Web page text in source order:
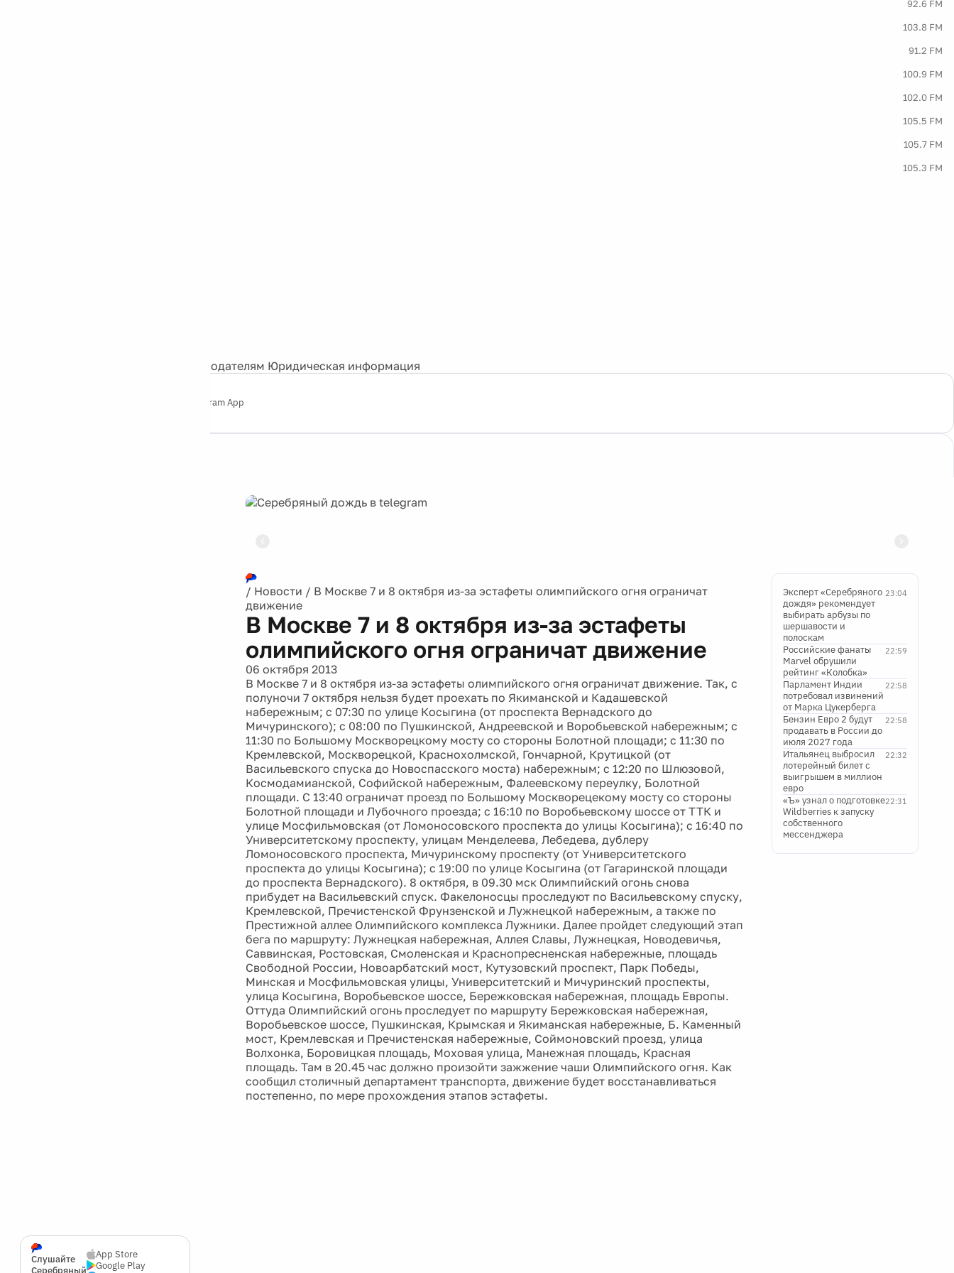
92.6 FM
103.8 FM
91.2 FM
100.9 FM
102.0 FM
105.5 FM
105.7 FM
105.3 FM
Рекламодателям Юридическая информация
Telegram App
Слушайте
Серебряный
App Store
Google Play
/ Новости / В Москве 7 и 8 октября из-за эстафеты олимпийского огня ограничат
движение
В Москве 7 и 8 октября из-за эстафеты
олимпийского огня ограничат движение
06 октября 2013
В Москве 7 и 8 октября из-за эстафеты олимпийского огня ограничат движение. Так, с
полуночи 7 октября нельзя будет проехать по Якиманской и Кадашевской
набережным; с 07:30 по улице Косыгина (от проспекта Вернадского до
Мичуринского); с 08:00 по Пушкинской, Андреевской и Воробьевской набережным; с
11:30 по Большому Москворецкому мосту со стороны Болотной площади; с 11:30 по
Кремлевской, Москворецкой, Краснохолмской, Гончарной, Крутицкой (от
Васильевского спуска до Новоспасского моста) набережным; с 12:20 по Шлюзовой,
Космодамианской, Софийской набережным, Фалеевскому переулку, Болотной
площади. С 13:40 ограничат проезд по Большому Москворецекому мосту со стороны
Болотной площади и Лубочного проезда; с 16:10 по Воробьевскому шоссе от ТТК и
улице Мосфильмовская (от Ломоносовского проспекта до улицы Косыгина); с 16:40 по
Университетскому проспекту, улицам Менделеева, Лебедева, дублеру
Ломоносовского проспекта, Мичуринскому проспекту (от Университетского
проспекта до улицы Косыгина); с 19:00 по улице Косыгина (от Гагаринской площади
до проспекта Вернадского). 8 октября, в 09.30 мск Олимпийский огонь снова
прибудет на Васильевский спуск. Факелоносцы проследуют по Васильевскому спуску,
Кремлевской, Пречистенской Фрунзенской и Лужнецкой набережным, а также по
Престижной аллее Олимпийского комплекса Лужники. Далее пройдет следующий этап
бега по маршруту: Лужнецкая набережная, Аллея Славы, Лужнецкая, Новодевичья,
Саввинская, Ростовская, Смоленская и Краснопресненская набережные, площадь
Свободной России, Новоарбатский мост, Кутузовский проспект, Парк Победы,
Минская и Мосфильмовская улицы, Университетский и Мичуринский проспекты,
улица Косыгина, Воробьевское шоссе, Бережковская набережная, площадь Европы.
Оттуда Олимпийский огонь проследует по маршруту Бережковская набережная,
Воробьевское шоссе, Пушкинская, Крымская и Якиманская набережные, Б. Каменный
мост, Кремлевская и Пречистенская набережные, Соймоновский проезд, улица
Волхонка, Боровицкая площадь, Моховая улица, Манежная площадь, Красная
площадь. Там в 20.45 час должно произойти зажжение чаши Олимпийского огня. Как
сообщил столичный департамент транспорта, движение будет восстанавливаться
постепенно, по мере прохождения этапов эстафеты.
23:04
Эксперт «Серебряного
дождя» рекомендует
выбирать арбузы по
шершавости и
полоскам
22:59
Российские фанаты
Marvel обрушили
рейтинг «Колобка»
22:58
Парламент Индии
потребовал извинений
от Марка Цукерберга
22:58
Бензин Евро 2 будут
продавать в России до
июля 2027 года
22:32
Итальянец выбросил
лотерейный билет с
выигрышем в миллион
евро
22:31
«Ъ» узнал о подготовке
Wildberries к запуску
собственного
мессенджера